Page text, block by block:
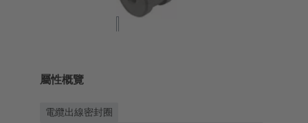
屬性概覽
電纜出線密封圈